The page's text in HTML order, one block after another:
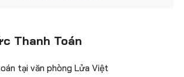
Thanh Toán
tại văn phòng Lửa Việt